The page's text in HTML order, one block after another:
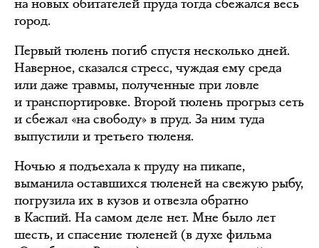
на новых обитателей пруда тогда сбежался весь
город.
Первый тюлень погиб спустя несколько дней.
Наверное, сказался стресс, чуждая ему среда
или даже травмы, полученные при ловле
и транспортировке. Второй тюлень прогрыз сеть
и сбежал «на свободу» в пруд. За ним туда
выпустили и третьего тюленя.
Ночью я подъехала к пруду на пикапе,
выманила оставшихся тюленей на свежую рыбу,
погрузила их в кузов и отвезла обратно
в Каспий. На самом деле нет. Мне было лет
шесть, и спасение тюленей (в духе фильма